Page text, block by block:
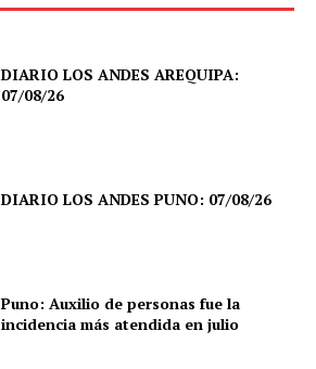
DIARIO LOS ANDES AREQUIPA:
07/08/26
DIARIO LOS ANDES PUNO: 07/08/26
Puno: Auxilio de personas fue la
incidencia más atendida en julio